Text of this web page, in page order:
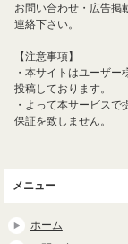
お問い合わせ・広告掲
連絡下さい。
【注意事項】
・本サイトはユーザ
投稿しております。
・よって本サービス
保証を致しません。
メニュー
ホーム